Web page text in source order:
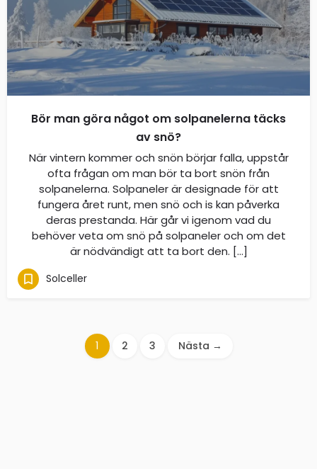
Bör man göra något om solpanelerna täcks
av snö?
När vintern kommer och snön börjar falla, uppstår
ofta frågan om man bör ta bort snön från
solpanelerna. Solpaneler är designade för att
fungera året runt, men snö och is kan påverka
deras prestanda. Här går vi igenom vad du
behöver veta om snö på solpaneler och om det
är nödvändigt att ta bort den. […]
Solceller
1 2 3 Nästa →